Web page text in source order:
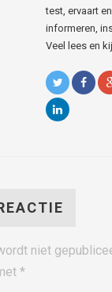
test, ervaart
informeren,
Veel lees en
niet
*